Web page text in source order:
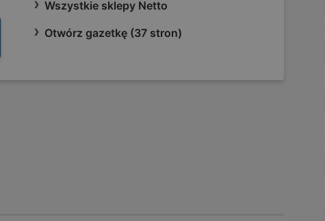
Wszystkie sklepy Netto
Otwórz gazetkę (37 stron)